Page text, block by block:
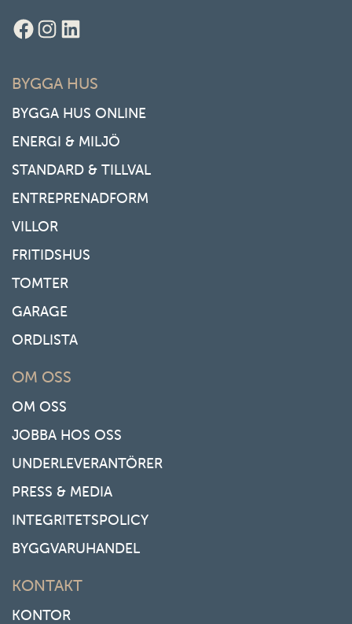
Facebook
Instagram
LinkedIn
BYGGA HUS
BYGGA HUS ONLINE
ENERGI & MILJÖ
STANDARD & TILLVAL
ENTREPRENADFORM
VILLOR
FRITIDSHUS
TOMTER
GARAGE
ORDLISTA
OM OSS
OM OSS
JOBBA HOS OSS
UNDERLEVERANTÖRER
PRESS & MEDIA
INTEGRITETSPOLICY
BYGGVARUHANDEL
KONTAKT
KONTOR